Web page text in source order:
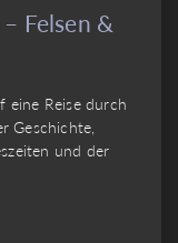
Felsen &
eine Reise durch
Geschichte,
und der